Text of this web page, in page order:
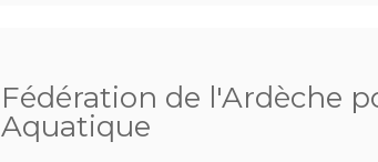
Fédération de l'Ardèche
Aquatique